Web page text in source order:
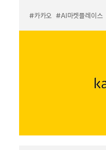
#카카오 #AI마켓플레이스